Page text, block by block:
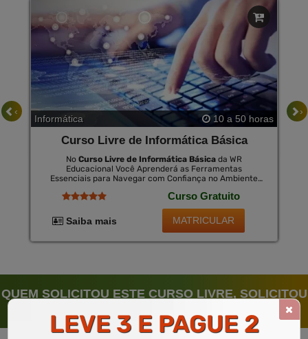
Informática 10 a 50 horas
Curso Livre de Informática Básica
No Curso Livre de Informática Básica da WR
Educacional Você Aprenderá as Ferramentas
Essenciais para Navegar com Confiança no Ambiente
Conceitos de Computação e Internet, Ensinando Desde
o Manuseio Básico do Computador até a Aplicação de
Programas Mais Utilizados no Mercado de Trabalho. no
Final, Você Pode Adquirir Um Certificado Opcional
Curso Gratuito
Saiba mais MATRICULAR
‹ ›
QUEM SOLICITOU ESTE CURSO LIVRE, SOLICITOU
LEVE 3 E PAGUE 2